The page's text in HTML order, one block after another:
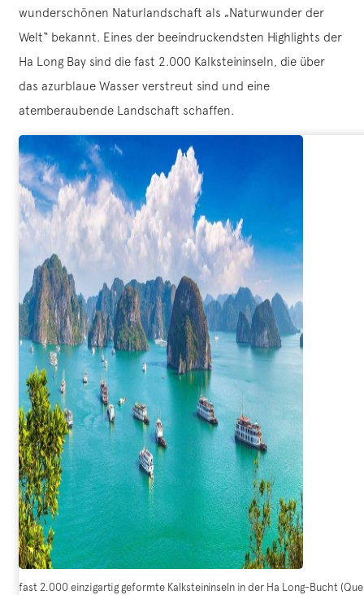
wunderschönen Naturlandschaft als „Naturwunder der
Welt“ bekannt. Eines der beeindruckendsten Highlights der
Ha Long Bay sind die fast 2.000 Kalksteininseln, die über
das azurblaue Wasser verstreut sind und eine
atemberaubende Landschaft schaffen.
fast 2.000 einzigartig geformte Kalksteininseln in der Ha Long-Bucht